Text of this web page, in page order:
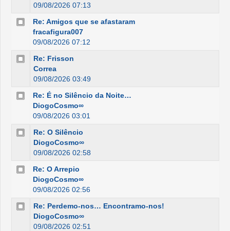
09/08/2026 07:13
Re: Amigos que se afastaram
fracafigura007
09/08/2026 07:12
Re: Frisson
Correa
09/08/2026 03:49
Re: É no Silêncio da Noite…
DiogoCosmo∞
09/08/2026 03:01
Re: O Silêncio
DiogoCosmo∞
09/08/2026 02:58
Re: O Arrepio
DiogoCosmo∞
09/08/2026 02:56
Re: Perdemo-nos… Encontramo-nos!
DiogoCosmo∞
09/08/2026 02:51